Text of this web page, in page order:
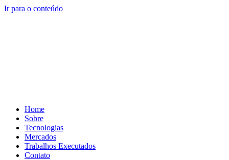
Ir para o conteúdo
Home
Sobre
Tecnologias
Mercados
Trabalhos Executados
Contato